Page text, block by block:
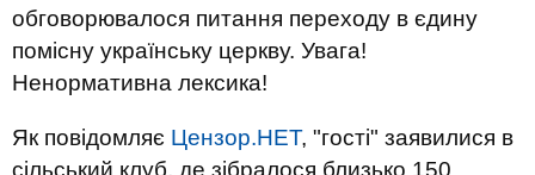
обговорювалося питання переходу в єдину
помісну українську церкву. Увага!
Ненормативна лексика!
Як повідомляє Цензор.НЕТ, "гості" заявилися в
сільський клуб, де зібралося близько 150